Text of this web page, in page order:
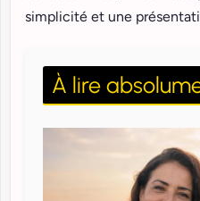
simplicité et une
À lire